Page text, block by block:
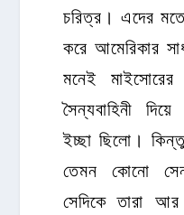
চরিত্র। এদের
করে আমেরিকার
মনেই মাইসোরের
সৈন্যবাহিনী
ইচ্ছা ছিলো।
তেমন কোনো
সেদিকে তারা